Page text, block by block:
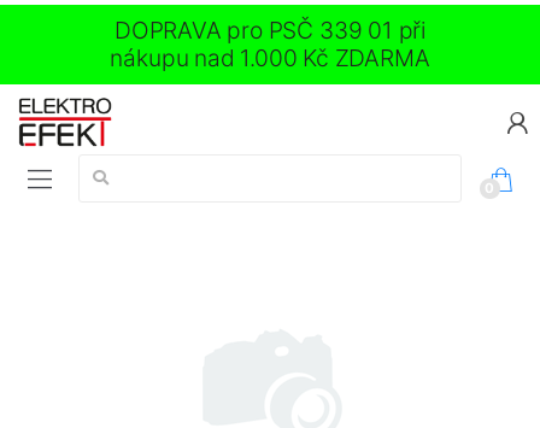
DOPRAVA pro PSČ 339 01 při
nákupu nad 1.000 Kč ZDARMA
Vyhledávání:
0